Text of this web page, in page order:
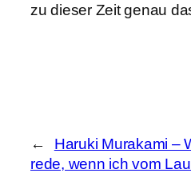
zu dieser Zeit genau
←
Haruki Murakami –
rede, wenn ich vom